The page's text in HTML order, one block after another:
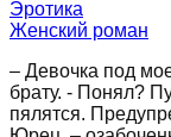
Эротика
Женский роман
– Девочка под
брату. - Понял?
пялятся.